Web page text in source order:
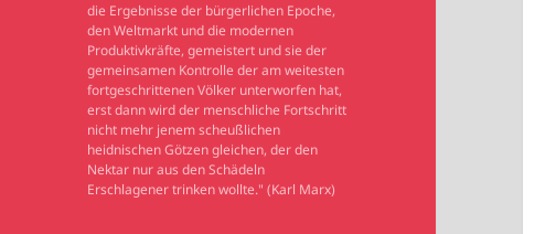
die Ergebnisse der bürgerlichen Epoche,
den Weltmarkt und die modernen
Produktivkräfte, gemeistert und sie der
gemeinsamen Kontrolle der am weitesten
fortgeschrittenen Völker unterworfen hat,
erst dann wird der menschliche Fortschritt
nicht mehr jenem scheußlichen
heidnischen Götzen gleichen, der den
Nektar nur aus den Schädeln
Erschlagener trinken wollte." (Karl Marx)